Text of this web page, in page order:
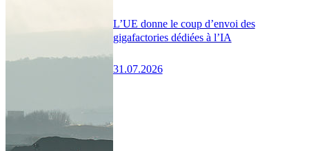
L’UE donne le coup d’envoi des
gigafactories dédiées à l’IA
31.07.2026